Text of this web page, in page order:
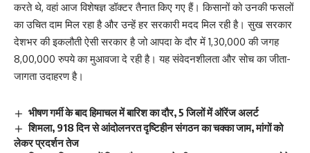
करते थे, वहां आज विशेषज्ञ डॉक्टर तैनात किए गए हैं। किसानों को उनकी फसलों
का उचित दाम मिल रहा है और उन्हें हर सरकारी मदद मिल रही है। सुख सरकार
देशभर की इकलौती ऐसी सरकार है जो आपदा के दौर में 1,30,000 की जगह
8,00,000 रुपये का मुआवजा दे रही है। यह संवेदनशीलता और सोच का जीता-
जागता उदाहरण है।
भीषण गर्मी के बाद हिमाचल में बारिश का दौर, 5 जिलों में ऑरेंज अलर्ट
शिमला, 918 दिन से आंदोलनरत दृष्टिहीन संगठन का चक्का जाम, मांगों को
लेकर प्रदर्शन तेज